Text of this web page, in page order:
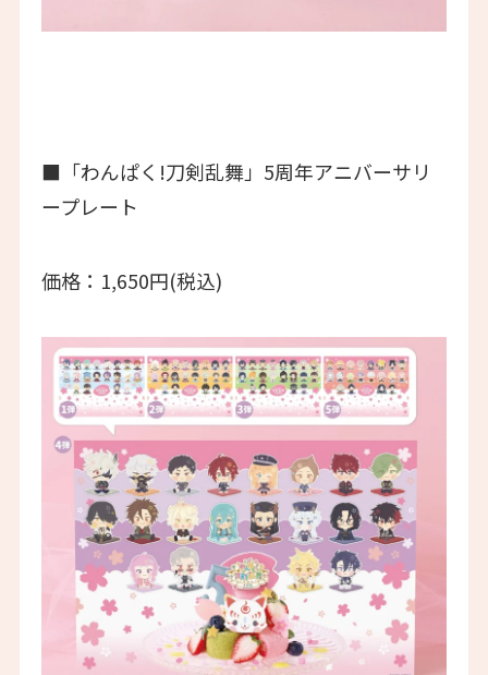
■「わんぱく!刀剣乱舞」5周年アニバーサリ
ープレート
価格：1,650円(税込)